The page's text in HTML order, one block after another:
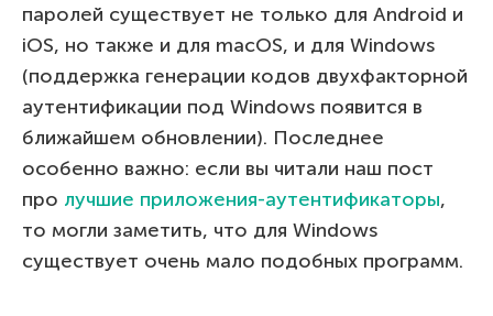
паролей существует не только для Android и
iOS, но также и для macOS, и для Windows
(поддержка генерации кодов двухфакторной
аутентификации под Windows появится в
ближайшем обновлении). Последнее
особенно важно: если вы читали наш пост
про лучшие приложения-аутентификаторы,
то могли заметить, что для Windows
существует очень мало подобных программ.